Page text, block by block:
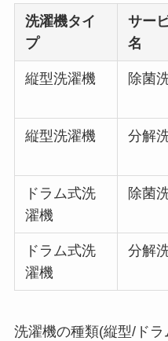
洗濯機タイ
プ
サー
名
縦型洗濯機 除菌
縦型洗濯機 分解
ドラム式洗
濯機
除菌
ドラム式洗
濯機
分解
洗濯機の種類(縦型/ド